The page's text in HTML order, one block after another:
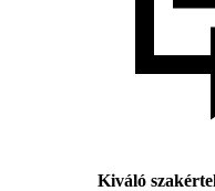
Kiváló